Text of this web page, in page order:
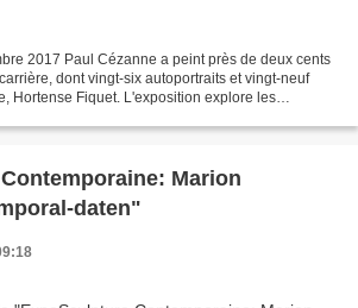
2017 Paul Cézanne a peint près de deux cents
dont vingt-six autoportraits et vingt-neuf
Hortense Fiquet. L'exposition explore les
Marion
daten"